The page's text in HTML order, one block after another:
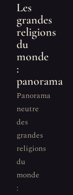
Les
grandes
religions
du
monde
:
panorama
Panorama
neutre
des
grandes
religions
du
monde
: